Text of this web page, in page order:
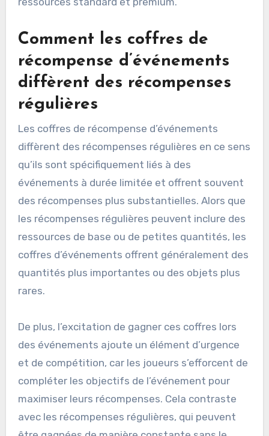
Comment les coffres de
récompense d’événements
diffèrent des récompenses
régulières
Les coffres de récompense d’événements
diffèrent des récompenses régulières en ce sens
qu’ils sont spécifiquement liés à des
événements à durée limitée et offrent souvent
des récompenses plus substantielles. Alors que
les récompenses régulières peuvent inclure des
ressources de base ou de petites quantités, les
coffres d’événements offrent généralement des
quantités plus importantes ou des objets plus
rares.
De plus, l’excitation de gagner ces coffres lors
des événements ajoute un élément d’urgence
et de compétition, car les joueurs s’efforcent de
compléter les objectifs de l’événement pour
maximiser leurs récompenses. Cela contraste
avec les récompenses régulières, qui peuvent